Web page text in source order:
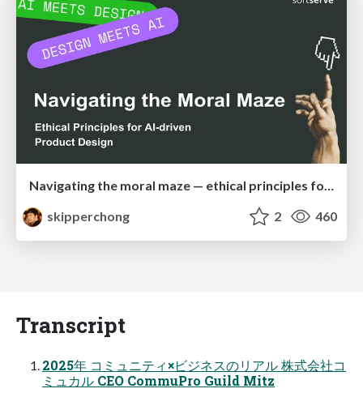
skipperchong
2 460
Transcript
2025年 コミュニティ×ビジネスのリアル 株式会社コ
ミュカル CEO CommuPro Guild Mitz